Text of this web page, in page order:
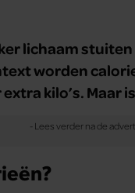
lichaam
worden
kilo’s. Maar